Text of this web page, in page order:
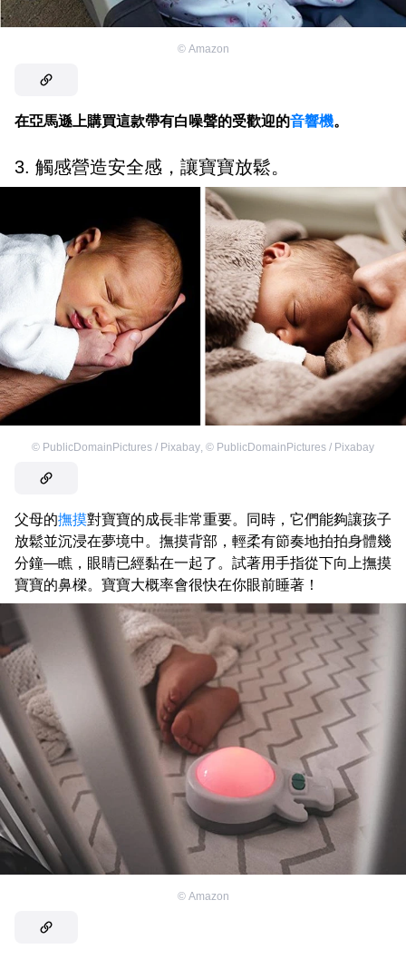
© Amazon
在亞馬遜上購買這款帶有白噪聲的受歡迎的音響機。
3. 觸感營造安全感，讓寶寶放鬆。
© PublicDomainPictures / Pixabay, © PublicDomainPictures / Pixabay
父母的撫摸對寶寶的成長非常重要。同時，它們能夠讓孩子
放鬆並沉浸在夢境中。撫摸背部，輕柔有節奏地拍拍身體幾
分鐘—瞧，眼睛已經黏在一起了。試著用手指從下向上撫摸
寶寶的鼻樑。寶寶大概率會很快在你眼前睡著！
© Amazon